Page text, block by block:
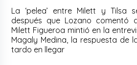
La ‘pelea’ entre Milett y Tilsa
después que Lozano comentó
Milett Figueroa mintió en la
Magaly Medina, la respuesta de
tardo en llegar